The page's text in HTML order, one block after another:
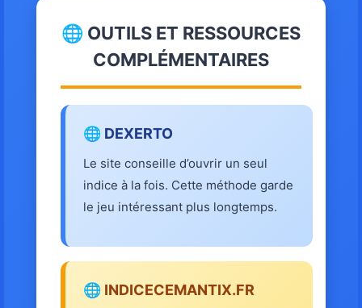
🌐 OUTILS ET RESSOURCES
COMPLÉMENTAIRES
🌐 DEXERTO
Le site conseille d’ouvrir un seul
indice à la fois. Cette méthode garde
le jeu intéressant plus longtemps.
🌐 INDICECEMANTIX.FR